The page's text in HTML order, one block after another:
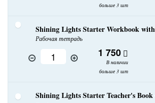
больше 3 шт
Shining Lights Starter Workbook
Рабочая тетрадь
1 750
В наличии
больше 3 шт
Shining Lights Starter Teacher's